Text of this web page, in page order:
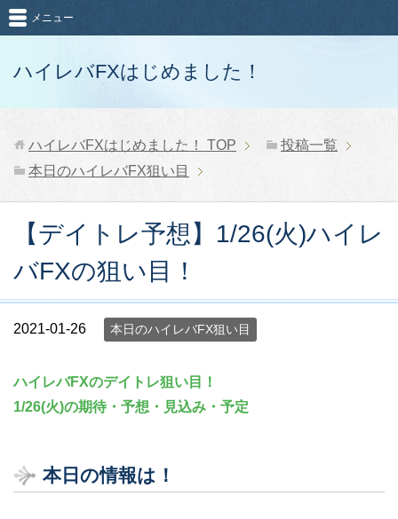
ハイレバFXはじめました！
メニュー
ハイレバFXはじめました！ TOP
投稿一覧
本日のハイレバFX狙い目
【デイトレ予想】1/26(火)ハイレ
バFXの狙い目！
2021-01-26 本日のハイレバFX狙い目
ハイレバFXのデイトレ狙い目！
1/26(火)の期待・予想・見込み・予定
本日の情報は！